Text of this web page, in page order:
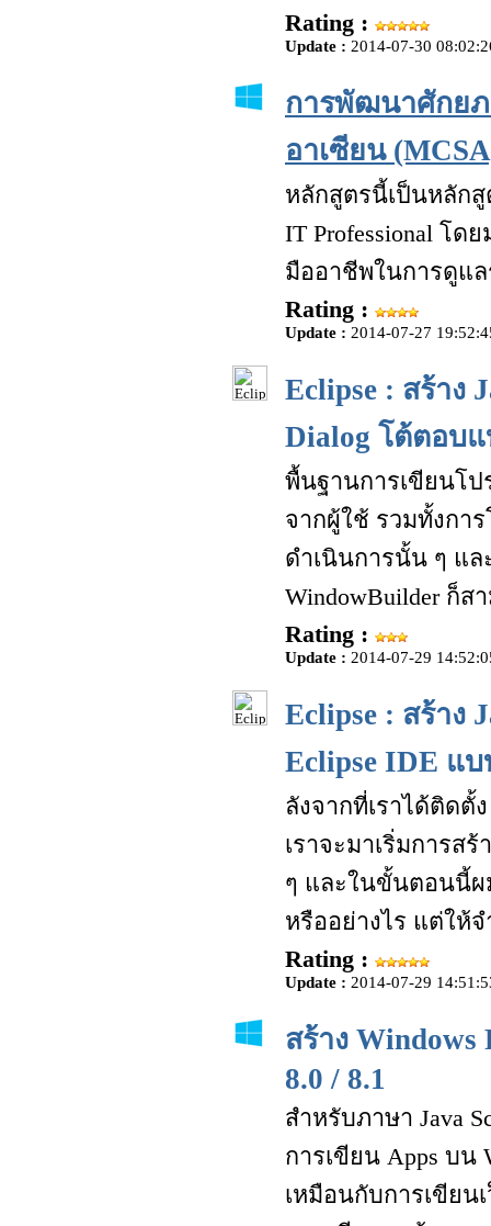
Rating :
Update : 2014-07-30
การพัฒนาศักย
อาเซียน
หลักสูตรนี้เป็นหลัก
IT Professional โด
มืออาชีพในการดูแ
Rating :
Update : 2014-07-27
Eclipse : สร้าง
Dialog โต้ตอบ
พื้นฐานการเขียนโป
จากผู้ใช้ รวมทั้งกา
ดำเนินการนั้น ๆ แล
WindowBuilder ก็ส
Rating :
Update : 2014-07-29
Eclipse : สร้าง
Eclipse IDE แบ
ลังจากที่เราได้ติดตั้
เราจะมาเริ่มการส
ๆ และในขั้นตอนนี้ผ
หรืออย่างไร แต่ให้จ
Rating :
Update : 2014-07-29
สร้าง
8.0 / 8.1
สำหรับภาษา Java
การเขียน Apps บน
เหมือนกับการเขียน